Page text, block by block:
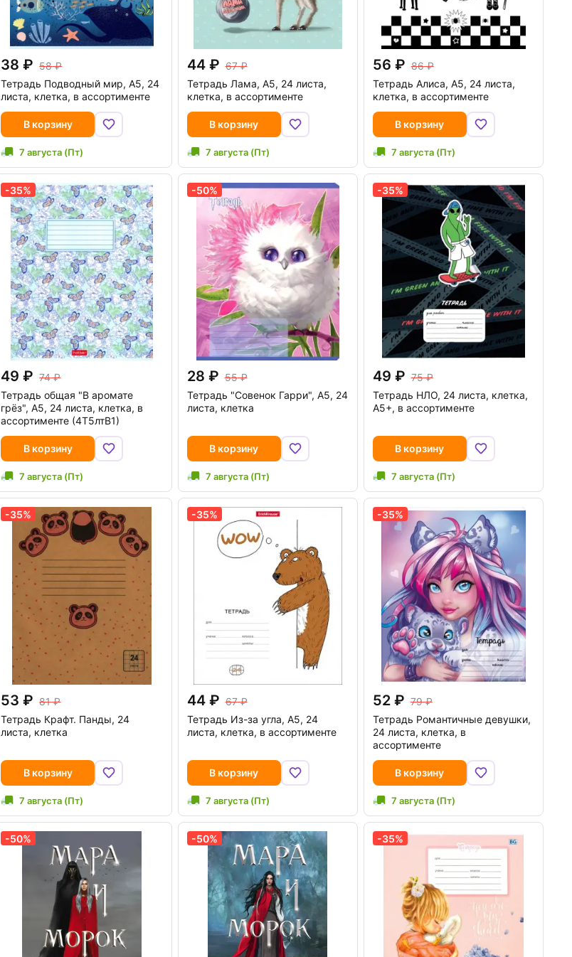
38
58
Тетрадь Подводный мир, А5, 24
листа, клетка, в ассортименте
В корзину
7 августа (Пт)
44
67
Тетрадь Лама, А5, 24 листа,
клетка, в ассортименте
В корзину
7 августа (Пт)
56
86
Тетрадь Алиса, А5, 24 листа,
клетка, в ассортименте
В корзину
7 августа (Пт)
-35%
49
74
Тетрадь общая "В аромате
грёз", А5, 24 листа, клетка, в
ассортименте (4Т5лтВ1)
В корзину
7 августа (Пт)
-50%
28
55
Тетрадь "Совенок Гарри", А5, 24
листа, клетка
В корзину
7 августа (Пт)
-35%
49
75
Тетрадь НЛО, 24 листа, клетка,
А5+, в ассортименте
В корзину
7 августа (Пт)
-35%
53
81
Тетрадь Крафт. Панды, 24
листа, клетка
В корзину
7 августа (Пт)
-35%
44
67
Тетрадь Из-за угла, А5, 24
листа, клетка, в ассортименте
В корзину
7 августа (Пт)
-35%
52
79
Тетрадь Романтичные девушки,
24 листа, клетка, в
ассортименте
В корзину
7 августа (Пт)
-50% -50% -35%